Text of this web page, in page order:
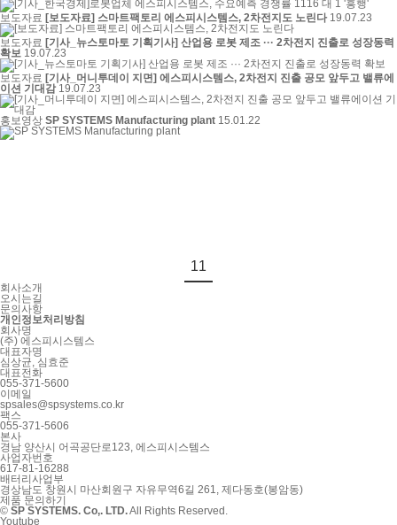
보도자료 [보도자료] 스마트팩토리 에스피시스템스, 2차전지도 노린다 19.07.23
보도자료 [기사_뉴스토마토 기획기사] 산업용 로봇 제조 ··· 2차전지 진출로 성장동력
확보 19.07.23
보도자료 [기사_머니투데이 지면] 에스피시스템스, 2차전지 진출 공모 앞두고 밸류에
이션 기대감 19.07.23
홍보영상 SP SYSTEMS Manufacturing plant 15.01.22
11
회사소개
오시는길
문의사항
개인정보처리방침
회사명
(주) 에스피시스템스
대표자명
심상균, 심효준
대표전화
055-371-5600
이메일
spsales@spsystems.co.kr
팩스
055-371-5606
본사
경남 양산시 어곡공단로123, 에스피시스템스
사업자번호
617-81-16288
배터리사업부
경상남도 창원시 마산회원구 자유무역6길 261, 제다동호(봉암동)
제품 문의하기
© SP SYSTEMS. Co,. LTD.All Rights Reserved.
Youtube